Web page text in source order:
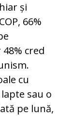
și
66%
cred
cu
sau o
pe lună,